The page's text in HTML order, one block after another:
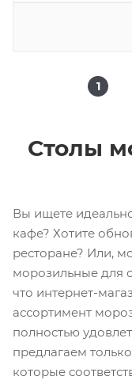
1
Столы
Вы ищете
кафе? Хотите
ресторане? Или,
морозильные для
что интернет-
ассортимент
полностью
предлагаем
которые